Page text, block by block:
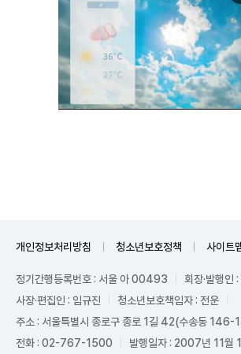
개인정보처리방침 청소년보호정책 사이트
정기간행등록번호 : 서울 아 00493
회장·발행인
사장·편집인 : 임규진
청소년보호책임자 : 전운
주소 : 서울특별시 종로구 종로 1길 42(수송동 146-
전화 : 02-767-1500
발행일자 : 2007년 11월